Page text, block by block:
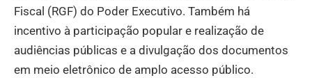
Fiscal (RGF) do Poder Executivo. Também há
incentivo à participação popular e realização de
audiências públicas e a divulgação dos documentos
em meio eletrônico de amplo acesso público.